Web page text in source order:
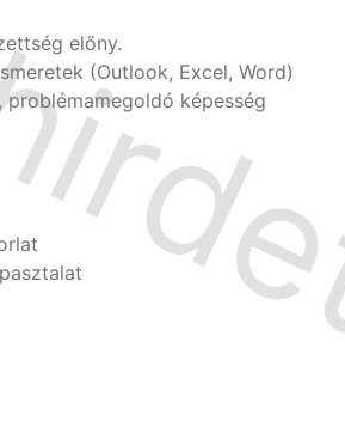
előny.
(Outlook, Excel, Word)
képesség